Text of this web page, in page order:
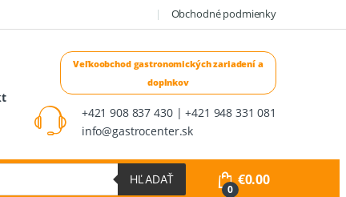
Obchodné podmienky
+421 908 837 430 | +421 948 331 081
info@gastrocenter.sk
HĽADAŤ
0
€0.00